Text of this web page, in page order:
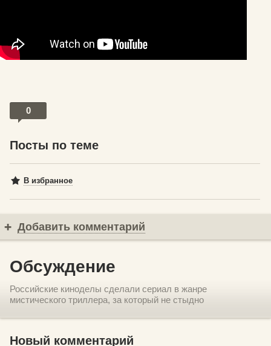
0
Посты по теме
В избранное
Добавить комментарий
Обсуждение
Российские киноделы сделали сериал в жанре
мистического триллера, за который не стыдно
Новый комментарий